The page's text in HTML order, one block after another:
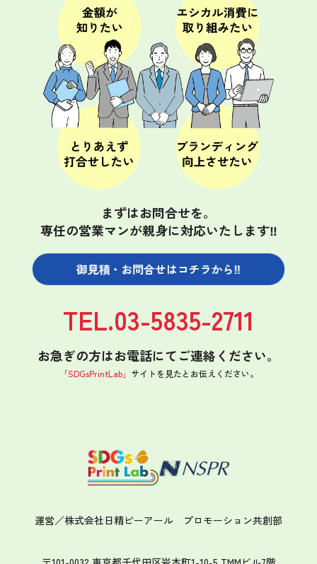
まずはお問合せを。
専任の営業マンが親身に対応いたします‼
御見積・お問合せはコチラから‼
お急ぎの方はお電話にてご連絡ください。
TEL.03-5835-2711
「SDGsPrintLab」 サイトを見たと お伝えください。
運営／株式会社日精ピーアール プロモーション共創部